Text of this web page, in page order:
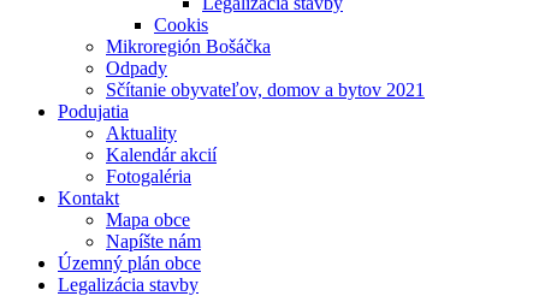
Cookis
Mikroregión Bošáčka
Odpady
Sčítanie obyvateľov, domov a bytov 2021
Podujatia
Aktuality
Kalendár akcií
Fotogaléria
Kontakt
Mapa obce
Napíšte nám
Územný plán obce
Legalizácia stavby